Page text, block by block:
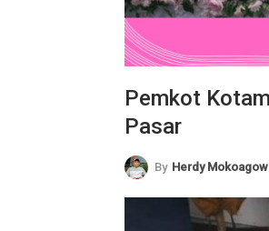
Pemkot
Pasar
By Herdy Mokoagow